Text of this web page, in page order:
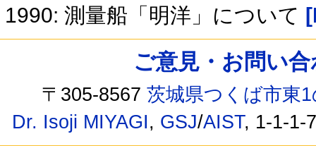
1990: 測量船「明洋」について
ご意見・お問い
〒305-8567茨城県つくば市東
Dr. Isoji MIYAGI, GSJ/AIST, 1-1-1-